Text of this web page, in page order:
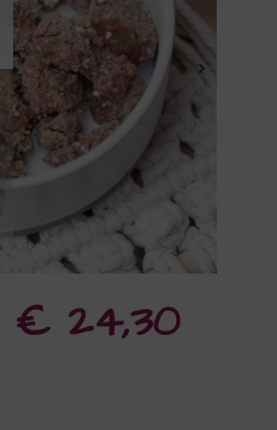
€ 24,30